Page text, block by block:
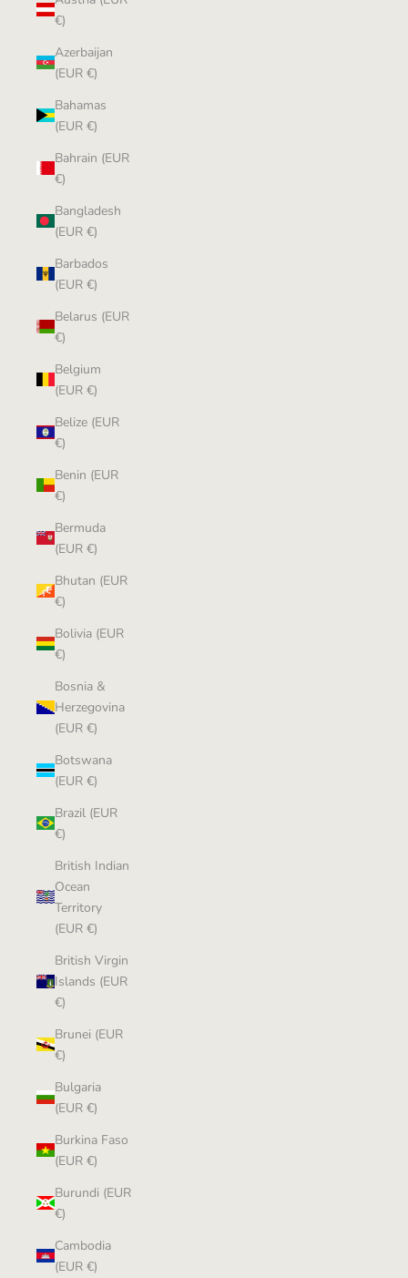
€)
Azerbaijan
(EUR €)
Bahamas
(EUR €)
Bahrain (EUR
€)
Bangladesh
(EUR €)
Barbados
(EUR €)
Belarus (EUR
€)
Belgium
(EUR €)
Belize (EUR
€)
Benin (EUR
€)
Bermuda
(EUR €)
Bhutan (EUR
€)
Bolivia (EUR
€)
Bosnia &
Herzegovina
(EUR €)
Botswana
(EUR €)
Brazil (EUR
€)
British Indian
Ocean
Territory
(EUR €)
British Virgin
Islands (EUR
€)
Brunei (EUR
€)
Bulgaria
(EUR €)
Burkina Faso
(EUR €)
Burundi (EUR
€)
Cambodia
(EUR €)